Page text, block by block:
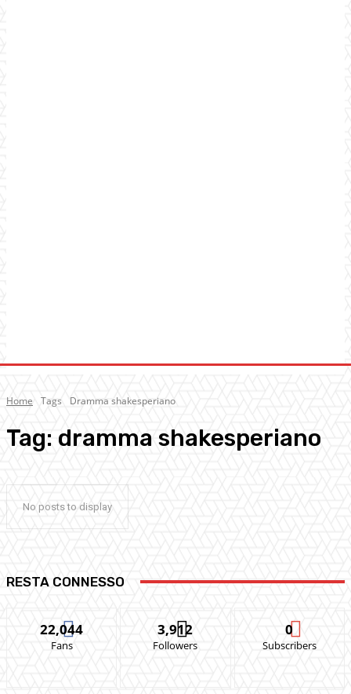
Home Tags Dramma shakesperiano
Tag: dramma shakesperiano
No posts to display
RESTA CONNESSO
22,044
Fans
3,912
Followers
0
Subscribers